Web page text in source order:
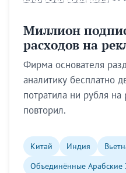
Миллион
расходов на
Фирма основателя
аналитику бесплатно
потратила ни рубля
повторил.
Китай Индия
Объединённые Арабские